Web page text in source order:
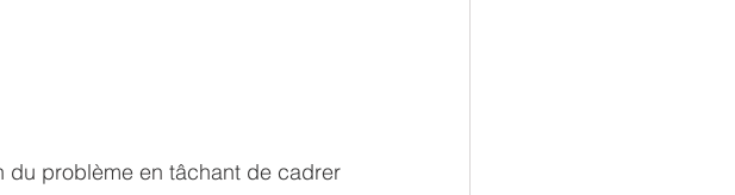
du problème en tâchant de cadrer